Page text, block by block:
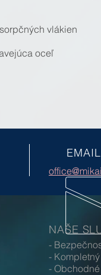
vlákien
oceľ
EMAIL
NAŠE
-
-
-